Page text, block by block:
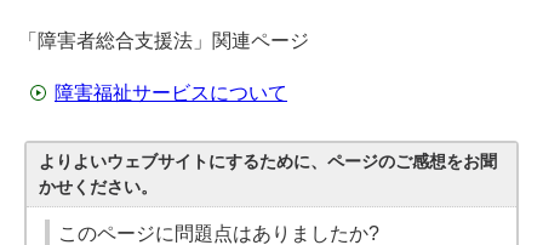
「障害者総合支援法」関連ページ
障害福祉サービスについて
よりよいウェブサイトにするために、ページのご感想をお聞
かせください。
このページに問題点はありましたか?